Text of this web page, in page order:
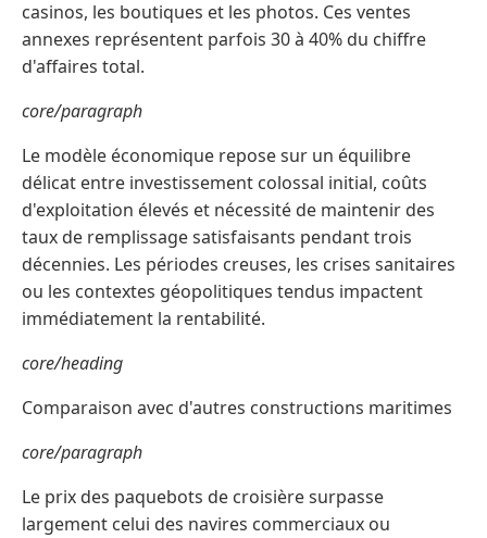
casinos, les boutiques et les photos. Ces ventes
annexes représentent parfois 30 à 40% du chiffre
d'affaires total.
core/paragraph
Le modèle économique repose sur un équilibre
délicat entre investissement colossal initial, coûts
d'exploitation élevés et nécessité de maintenir des
taux de remplissage satisfaisants pendant trois
décennies. Les périodes creuses, les crises sanitaires
ou les contextes géopolitiques tendus impactent
immédiatement la rentabilité.
core/heading
Comparaison avec d'autres constructions maritimes
core/paragraph
Le prix des paquebots de croisière surpasse
largement celui des navires commerciaux ou